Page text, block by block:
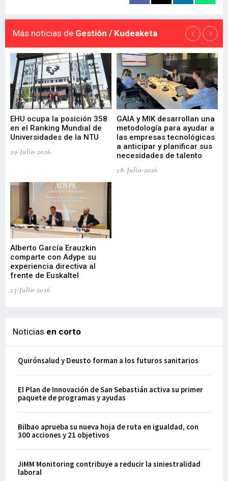
Más noticias de Gestión / Kudeaketa
EHU ocupa la posición 358
en el Ranking Mundial de
Universidades de la NTU
29-Julio-2026
GAIA y MIK desarrollan una
metodología para ayudar a
las empresas tecnológicas
a anticipar y planificar sus
necesidades de talento
28-Julio-2026
Alberto García Erauzkin
comparte con Adype su
experiencia directiva al
frente de Euskaltel
23-Julio-2026
Noticias en corto
Quirónsalud y Deusto forman a los futuros sanitarios
El Plan de Innovación de San Sebastián activa su primer
paquete de programas y ayudas
Bilbao aprueba su nueva hoja de ruta en igualdad, con
300 acciones y 21 objetivos
JiMM Monitoring contribuye a reducir la siniestralidad
laboral